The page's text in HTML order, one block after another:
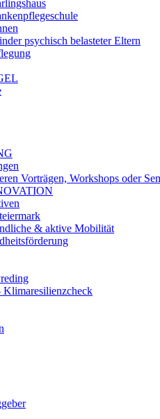
psychisch belasteter Eltern
Vorträgen, Workshops oder
& aktive Mobilität